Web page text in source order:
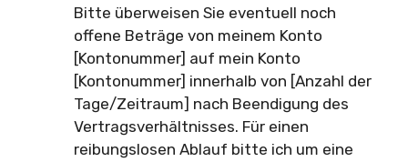
Bitte überweisen Sie eventuell noch
offene Beträge von meinem Konto
[Kontonummer] auf mein Konto
[Kontonummer] innerhalb von [Anzahl der
Tage/Zeitraum] nach Beendigung des
Vertragsverhältnisses. Für einen
reibungslosen Ablauf bitte ich um eine